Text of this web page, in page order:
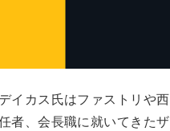
イカス氏はファストリや
者、会長職に就いてきた